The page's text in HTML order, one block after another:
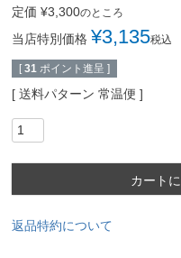
定価 ¥3,300のところ
当店特別価格 ¥3,135税込
[ 31 ポイント進呈 ]
送料パターン 常温便
カート
返品特約について